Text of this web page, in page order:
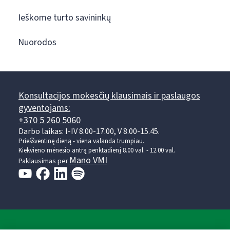
Ieškome turto savininkų
Nuorodos
Konsultacijos mokesčių klausimais ir paslaugos
gyventojams:
+370 5 260 5060
Darbo laikas: I-IV 8.00-17.00, V 8.00-15.45.
Prieššventinę dieną - viena valanda trumpiau.
Kiekvieno mėnesio antrą penktadienį 8.00 val. - 12.00 val.
Paklausimas per Mano VMI